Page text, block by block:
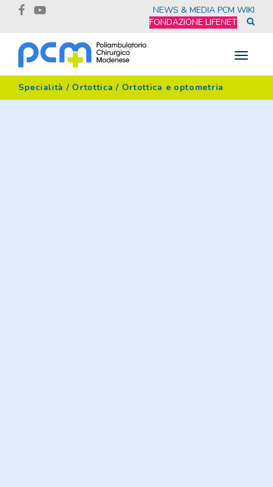
NEWS & MEDIA PCM WIKI
FONDAZIONE LIFENET
Toggle
Specialità / Ortottica / Ortottica e optometria